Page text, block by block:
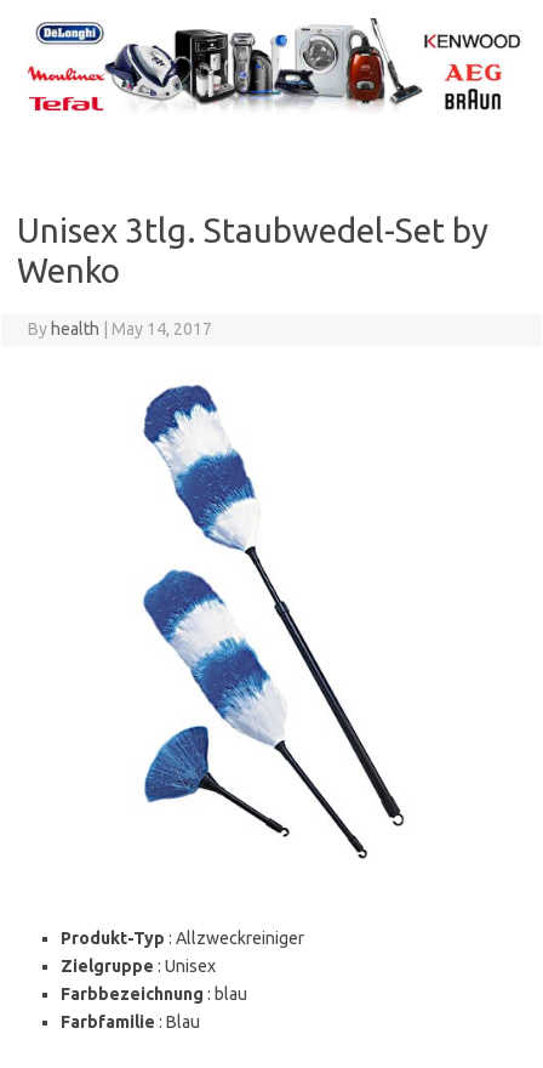
content
Unisex 3tlg. Staubwedel-Set by
Wenko
By health May 14, 2017
Produkt-Typ : Allzweckreiniger
Zielgruppe : Unisex
Farbbezeichnung : blau
Farbfamilie : Blau